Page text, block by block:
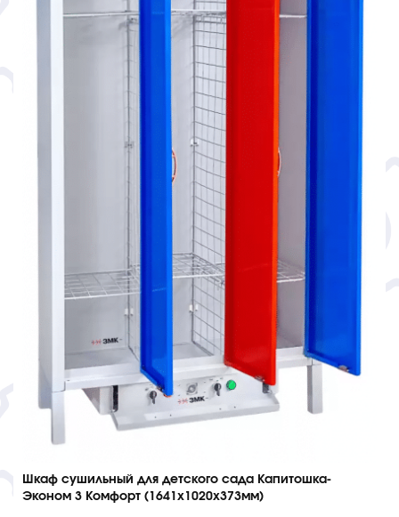
Шкаф сушильный для детского сада Капитошка-
Эконом 3 Комфорт (1641х1020х373мм)